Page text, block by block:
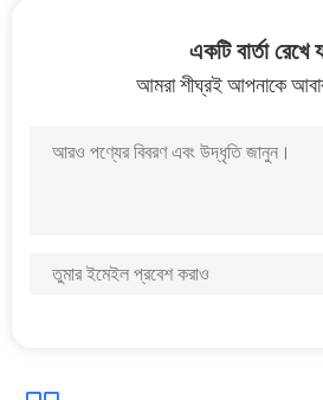
একটি বার্তা রেখে
আমরা শীঘ্রই আপনাকে